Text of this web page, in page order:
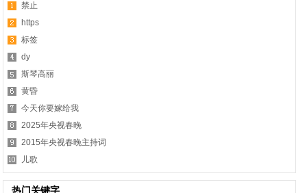
禁止
https
标签
dy
斯琴高丽
黄昏
今天你要嫁给我
2025年央视春晚
2015年央视春晚主持词
儿歌
热门关键字